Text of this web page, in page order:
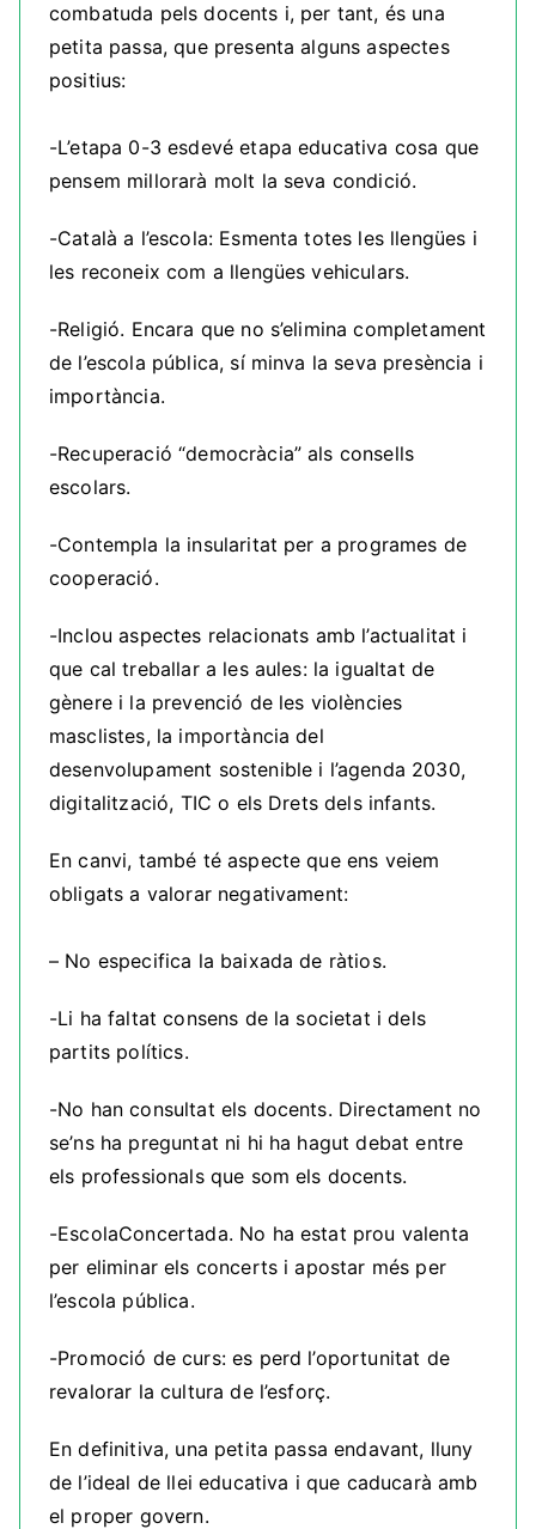
combatuda pels docents i, per tant, és una
petita passa, que presenta alguns aspectes
positius:
-L’etapa 0-3 esdevé etapa educativa cosa que
pensem millorarà molt la seva condició.
-Català a l’escola: Esmenta totes les llengües i
les reconeix com a llengües vehiculars.
-Religió. Encara que no s’elimina completament
de l’escola pública, sí minva la seva presència i
importància.
-Recuperació “democràcia” als consells
escolars.
-Contempla la insularitat per a programes de
cooperació.
-Inclou aspectes relacionats amb l’actualitat i
que cal treballar a les aules: la igualtat de
gènere i la prevenció de les violències
masclistes, la importància del
desenvolupament sostenible i l’agenda 2030,
digitalització, TIC o els Drets dels infants.
En canvi, també té aspecte que ens veiem
obligats a valorar negativament:
– No especifica la baixada de ràtios.
-Li ha faltat consens de la societat i dels
partits polítics.
-No han consultat els docents. Directament no
se’ns ha preguntat ni hi ha hagut debat entre
els professionals que som els docents.
-EscolaConcertada. No ha estat prou valenta
per eliminar els concerts i apostar més per
l’escola pública.
-Promoció de curs: es perd l’oportunitat de
revalorar la cultura de l’esforç.
En definitiva, una petita passa endavant, lluny
de l’ideal de llei educativa i que caducarà amb
el proper govern.